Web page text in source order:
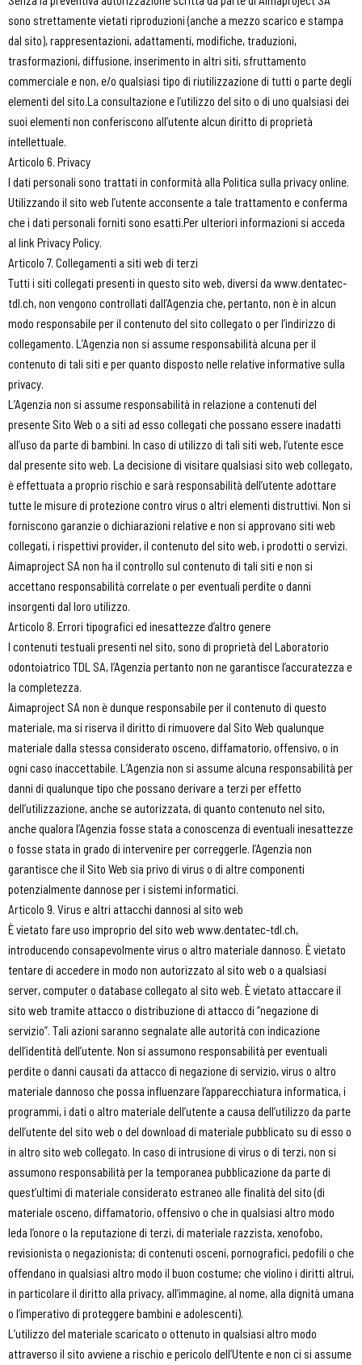
sono strettamente vietati riproduzioni (anche a mezzo scarico e stampa
dal sito), rappresentazioni, adattamenti, modifiche, traduzioni,
trasformazioni, diffusione, inserimento in altri siti, sfruttamento
commerciale e non, e/o qualsiasi tipo di riutilizzazione di tutti o parte degli
elementi del sito.La consultazione e l’utilizzo del sito o di uno qualsiasi dei
suoi elementi non conferiscono all’utente alcun diritto di proprietà
intellettuale.
Articolo 6. Privacy
I dati personali sono trattati in conformità alla Politica sulla privacy online.
Utilizzando il sito web l’utente acconsente a tale trattamento e conferma
che i dati personali forniti sono esatti.Per ulteriori informazioni si acceda
al link Privacy Policy.
Articolo 7. Collegamenti a siti web di terzi
Tutti i siti collegati presenti in questo sito web, diversi da www.dentatec-
tdl.ch, non vengono controllati dall’Agenzia che, pertanto, non è in alcun
modo responsabile per il contenuto del sito collegato o per l’indirizzo di
collegamento. L’Agenzia non si assume responsabilità alcuna per il
contenuto di tali siti e per quanto disposto nelle relative informative sulla
privacy.
L’Agenzia non si assume responsabilità in relazione a contenuti del
presente Sito Web o a siti ad esso collegati che possano essere inadatti
all’uso da parte di bambini. In caso di utilizzo di tali siti web, l’utente esce
dal presente sito web. La decisione di visitare qualsiasi sito web collegato,
è effettuata a proprio rischio e sarà responsabilità dell’utente adottare
tutte le misure di protezione contro virus o altri elementi distruttivi. Non si
forniscono garanzie o dichiarazioni relative e non si approvano siti web
collegati, i rispettivi provider, il contenuto del sito web, i prodotti o servizi.
Aimaproject SA non ha il controllo sul contenuto di tali siti e non si
accettano responsabilità correlate o per eventuali perdite o danni
insorgenti dal loro utilizzo.
Articolo 8. Errori tipografici ed inesattezze d’altro genere
I contenuti testuali presenti nel sito, sono di proprietà del Laboratorio
odontoiatrico TDL SA, l’Agenzia pertanto non ne garantisce l’accuratezza e
la completezza.
Aimaproject SA non è dunque responsabile per il contenuto di questo
materiale, ma si riserva il diritto di rimuovere dal Sito Web qualunque
materiale dalla stessa considerato osceno, diffamatorio, offensivo, o in
ogni caso inaccettabile. L’Agenzia non si assume alcuna responsabilità per
danni di qualunque tipo che possano derivare a terzi per effetto
dell’utilizzazione, anche se autorizzata, di quanto contenuto nel sito,
anche qualora l’Agenzia fosse stata a conoscenza di eventuali inesattezze
o fosse stata in grado di intervenire per correggerle. l’Agenzia non
garantisce che il Sito Web sia privo di virus o di altre componenti
potenzialmente dannose per i sistemi informatici.
Articolo 9. Virus e altri attacchi dannosi al sito web
È vietato fare uso improprio del sito web www.dentatec-tdl.ch,
introducendo consapevolmente virus o altro materiale dannoso. È vietato
tentare di accedere in modo non autorizzato al sito web o a qualsiasi
server, computer o database collegato al sito web. È vietato attaccare il
sito web tramite attacco o distribuzione di attacco di “negazione di
servizio”. Tali azioni saranno segnalate alle autorità con indicazione
dell’identità dell’utente. Non si assumono responsabilità per eventuali
perdite o danni causati da attacco di negazione di servizio, virus o altro
materiale dannoso che possa influenzare l’apparecchiatura informatica, i
programmi, i dati o altro materiale dell’utente a causa dell’utilizzo da parte
dell’utente del sito web o del download di materiale pubblicato su di esso o
in altro sito web collegato. In caso di intrusione di virus o di terzi, non si
assumono responsabilità per la temporanea pubblicazione da parte di
quest’ultimi di materiale considerato estraneo alle finalità del sito (di
materiale osceno, diffamatorio, offensivo o che in qualsiasi altro modo
leda l’onore o la reputazione di terzi, di materiale razzista, xenofobo,
revisionista o negazionista; di contenuti osceni, pornografici, pedofili o che
offendano in qualsiasi altro modo il buon costume; che violino i diritti altrui,
in particolare il diritto alla privacy, all’immagine, al nome, alla dignità umana
o l’imperativo di proteggere bambini e adolescenti).
L’utilizzo del materiale scaricato o ottenuto in qualsiasi altro modo
attraverso il sito avviene a rischio e pericolo dell’Utente e non ci si assume